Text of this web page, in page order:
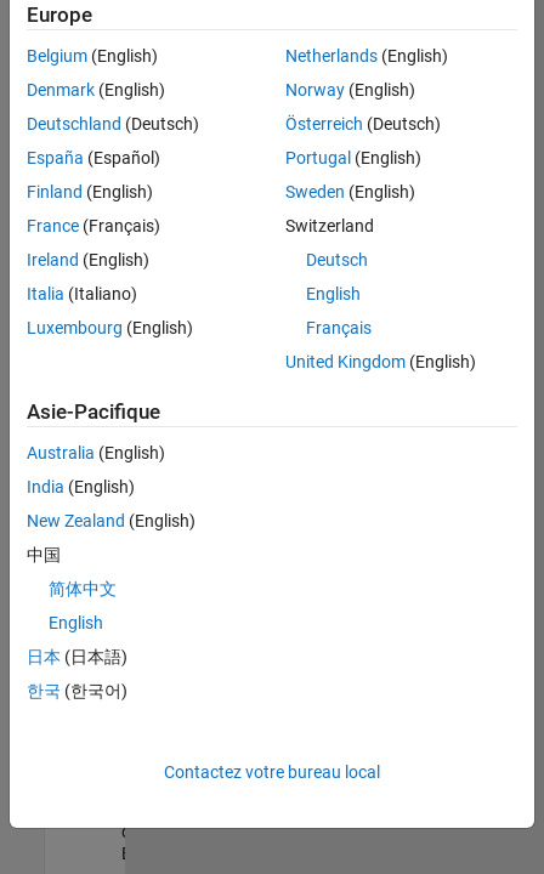
sélectionnées
Les
descriptions
poste
n’ont
pas
été
traduites.
Effectuez
lieu
pour
l’ensemble
des
opportunités
votre
région.
Senior Software Quality Engineer
Senior
Engineer
qualité |
Expérimenté(e)
Europe
Belgium (English)
Denmark (English)
Deutschland (Deutsch)
España (Español)
Finland (English)
France (Français)
Ireland (English)
Italia (Italiano)
Luxembourg (English)
Netherlands(English)
Norway(English)
Österreich (Deutsch)
Portugal (English)
Sweden (English)
Switzerland
Deutsch
English
Français
United Kingdom(English)
Asie-Pacifique
Australia (English)
India (English)
New Zealand (English)
中国
简体中文
English
日本 (日本語)
한국 (한국어)
Contactez votre bureau local